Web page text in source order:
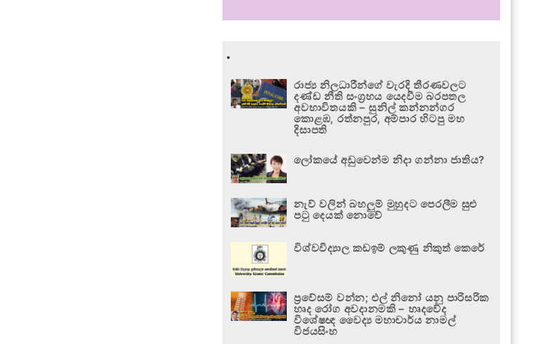
.
රාජ්‍ය නිලධාරීන්ගේ වැරදි තීරණවලට
දණ්ඩ නීති සංග්‍රහය යෙදවීම බරපතල
අවභාවිතයකි – සුනිල් කන්නන්ගර
කොළඹ, රත්නපුර, අම්පාර හිටපු මහ
දිසාපති
ලෝකයේ අඩුවෙන්ම නිදා ගන්නා ජාතිය?
නැව් වලින් බහලුම් මුහුදට පෙරලීම සුළු
පටු දෙයක් නොවේ
විශ්වවිද්‍යාල කඩඉම් ලකුණු නිකුත් කෙරේ
ප්‍රවේසම් වන්න; එල් නිනෝ යනු පාරිසරික
හෘද රෝග අවදානමකි – හෘදවේද
විශේෂඥ වෛද්‍ය මහාචාර්ය නාමල්
විජයසිංහ